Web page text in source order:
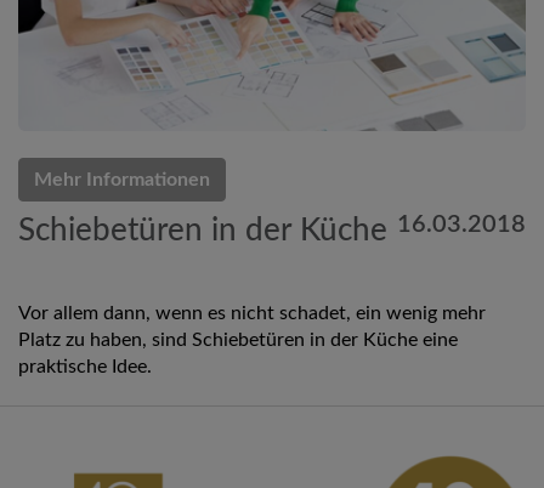
Mehr Informationen
Schiebetüren in der Küche 16.03.2018
Vor allem dann, wenn es nicht schadet, ein wenig mehr
Platz zu haben, sind Schiebetüren in der Küche eine
praktische Idee.